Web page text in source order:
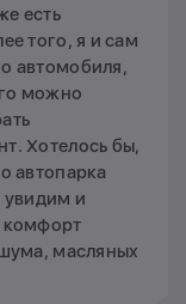
есть
того, я и сам
автомобиля,
можно
Хотелось бы,
автопарка
увидим и
комфорт
масляных